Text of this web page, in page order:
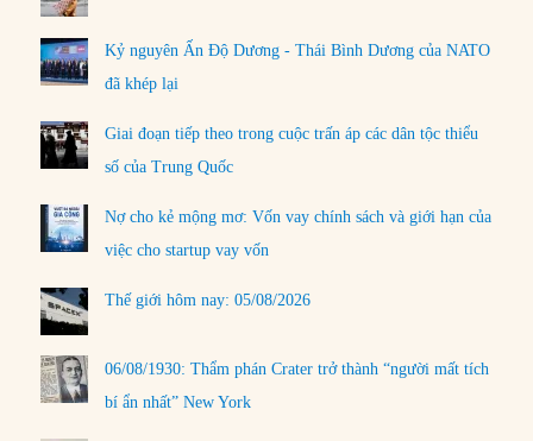
Kỷ nguyên Ấn Độ Dương - Thái Bình Dương của NATO
đã khép lại
Giai đoạn tiếp theo trong cuộc trấn áp các dân tộc thiểu
số của Trung Quốc
Nợ cho kẻ mộng mơ: Vốn vay chính sách và giới hạn của
việc cho startup vay vốn
Thế giới hôm nay: 05/08/2026
06/08/1930: Thẩm phán Crater trở thành “người mất tích
bí ẩn nhất” New York